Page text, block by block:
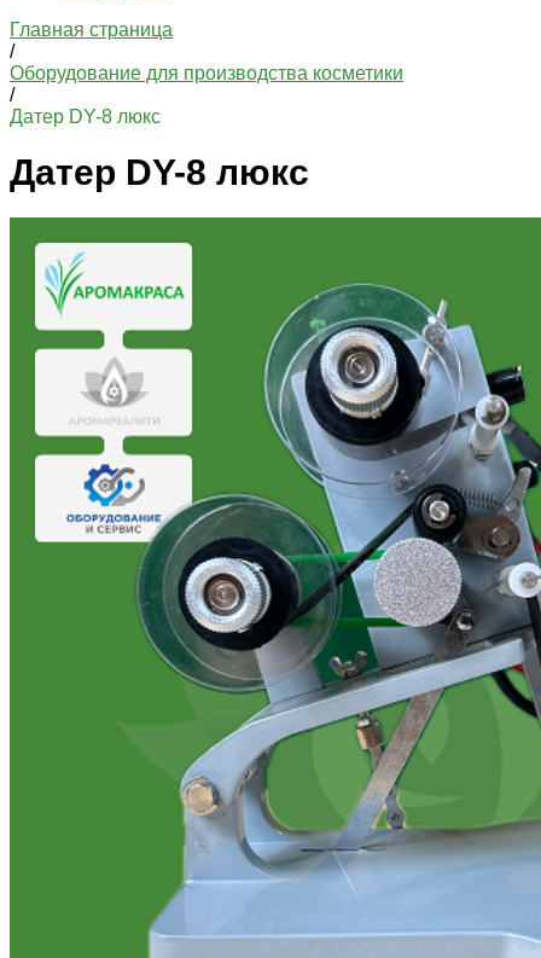
Главная страница
/
Оборудование для производства косметики
/
Датер DY-8 люкс
Датер DY-8 люкс